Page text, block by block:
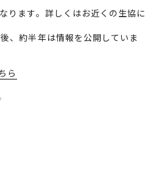
ります。詳しくはお近くの生協に
、約半年は情報を公開していま
ら